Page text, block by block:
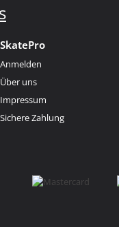
SkatePro
Anmelden
Über uns
Impressum
Sichere Zahlung